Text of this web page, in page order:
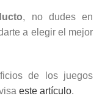
, no dudes en
a elegir el mejor
de los juegos
este artículo.